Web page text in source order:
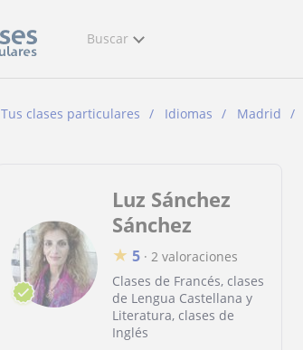
Buscar
Tus clases particulares Idiomas Madrid
Luz Sánchez
Sánchez
★ 5 · 2 valoraciones
Clases de Francés, clases
de Lengua Castellana y
Literatura, clases de
Inglés